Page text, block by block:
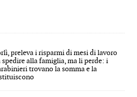
preleva i risparmi di mesi di lavoro
spedire alla famiglia, ma li perde: i
trovano la somma e la